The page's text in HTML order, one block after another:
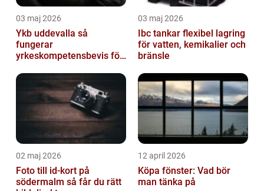
03 maj 2026
Ykb uddevalla så
fungerar
yrkeskompetensbevis för
03 maj 2026
Ibc tankar flexibel lagring
för vatten, kemikalier och
bränsle
02 maj 2026
Foto till id-kort på
södermalm så får du rätt
12 april 2026
Köpa fönster: Vad bör
man tänka på